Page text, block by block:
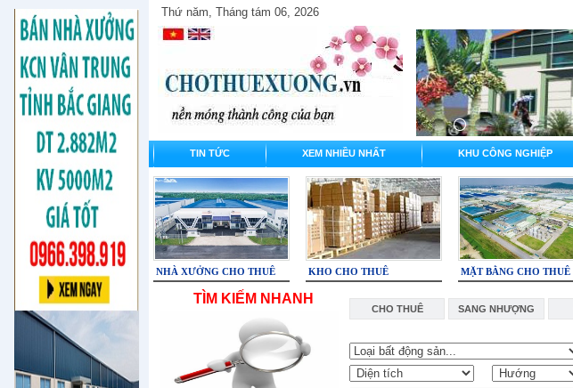
Thứ năm, Tháng tám 06, 2026
TIN TỨC XEM NHIỀU NHẤT KHU CÔNG NGHIỆP
NHÀ XƯỞNG CHO THUÊ KHO CHO THUÊ MẶT BẰNG CHO THUÊ
TÌM KIẾM NHANH
CHO THUÊ SANG NHƯỢNG